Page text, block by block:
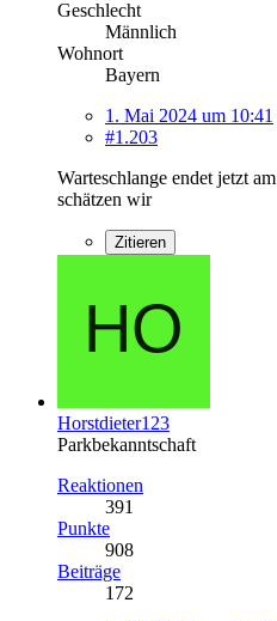
Geschlecht
Männlich
Wohnort
Bayern
1. Mai 2024 um 10:41
#1.203
Warteschlange endet jetzt
schätzen wir
Zitieren
Horstdieter123
Parkbekanntschaft
Reaktionen
391
Punkte
908
Beiträge
172